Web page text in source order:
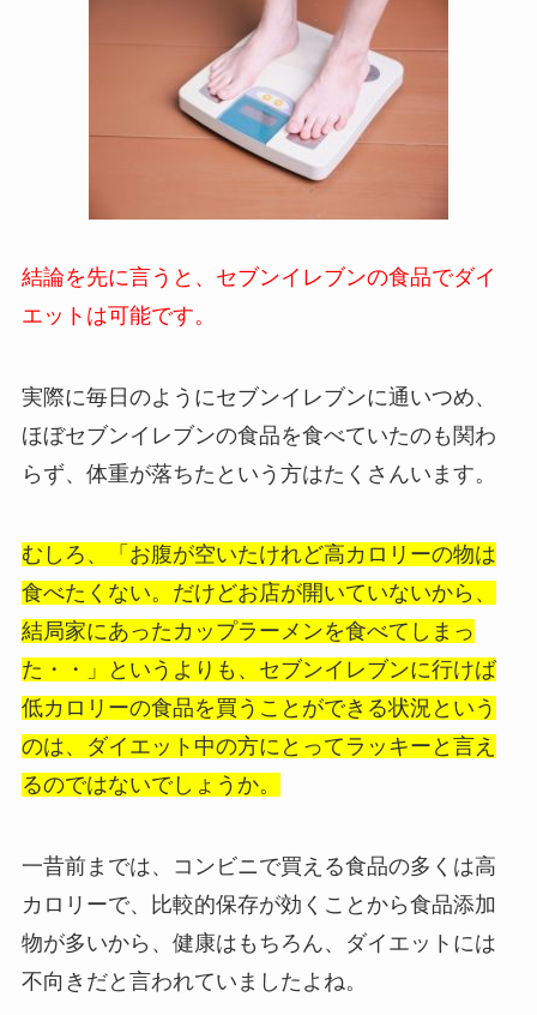
結論を先に言うと、セブンイレブンの食品でダイ
エットは可能です。
実際に毎日のようにセブンイレブンに通いつめ、
ほぼセブンイレブンの食品を食べていたのも関わ
らず、体重が落ちたという方はたくさんいます。
むしろ、「お腹が空いたけれど高カロリーの物は
食べたくない。だけどお店が開いていないから、
結局家にあったカップラーメンを食べてしまっ
た・・」というよりも、セブンイレブンに行けば
低カロリーの食品を買うことができる状況という
のは、ダイエット中の方にとってラッキーと言え
るのではないでしょうか。
一昔前までは、コンビニで買える食品の多くは高
カロリーで、比較的保存が効くことから食品添加
物が多いから、健康はもちろん、ダイエットには
不向きだと言われていましたよね。